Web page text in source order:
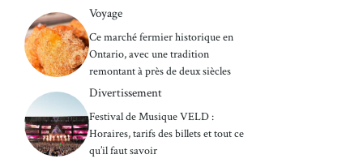
Voyage
Ce marché fermier historique en
Ontario, avec une tradition
remontant à près de deux siècles
Divertissement
Festival de Musique VELD :
Horaires, tarifs des billets et tout ce
qu’il faut savoir